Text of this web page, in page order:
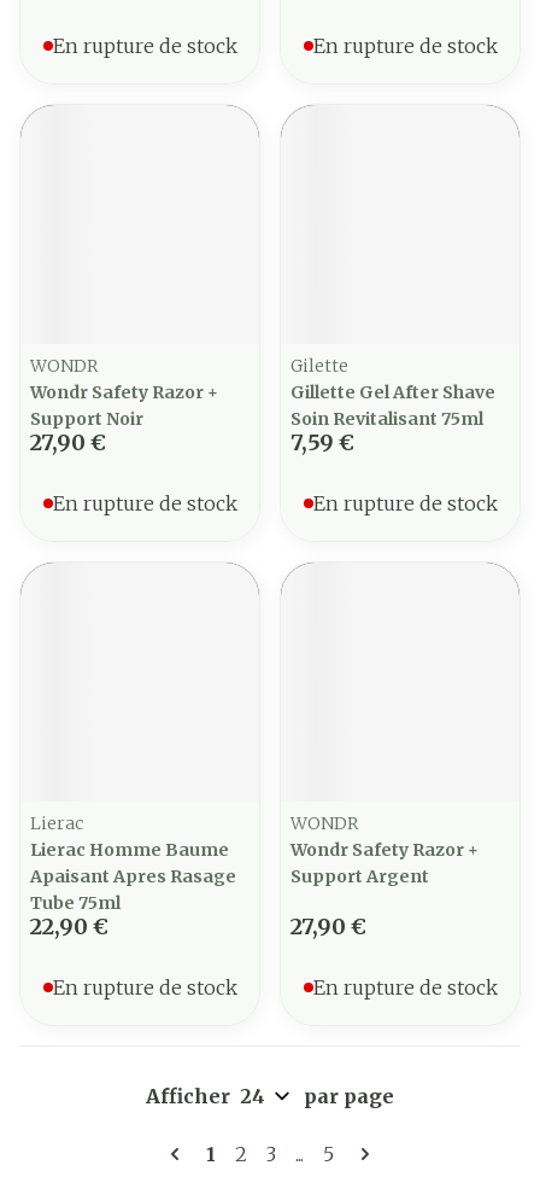
En rupture de stock En rupture de stock
WONDR
Wondr Safety Razor +
Support Noir
27,90 €
En rupture de stock
Gilette
Gillette Gel After Shave
Soin Revitalisant 75ml
7,59 €
En rupture de stock
Lierac
Lierac Homme Baume
Apaisant Apres Rasage
Tube 75ml
22,90 €
En rupture de stock
WONDR
Wondr Safety Razor +
Support Argent
27,90 €
En rupture de stock
Pages
Vous lisez actuellement la page
1 Page
2 Page
3 ... Page
5
Afficher par page